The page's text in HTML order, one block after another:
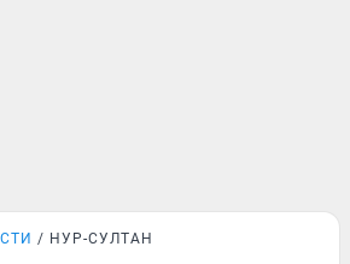
НУР-СУЛТАН